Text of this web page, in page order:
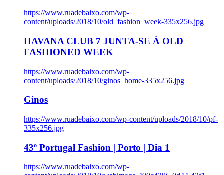
https://www.ruadebaixo.com/wp-
content/uploads/2018/10/old_fashion_week-335x256.jpg
HAVANA CLUB 7 JUNTA-SE À OLD
FASHIONED WEEK
https://www.ruadebaixo.com/wp-
content/uploads/2018/10/ginos_home-335x256.jpg
Ginos
https://www.ruadebaixo.com/wp-content/uploads/2018/10/pf-
335x256.jpg
43º Portugal Fashion | Porto | Dia 1
https://www.ruadebaixo.com/wp-